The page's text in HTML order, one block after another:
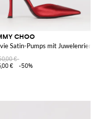
Pailletten
CHOO
Satin-Pumps mit
€
€
-50%